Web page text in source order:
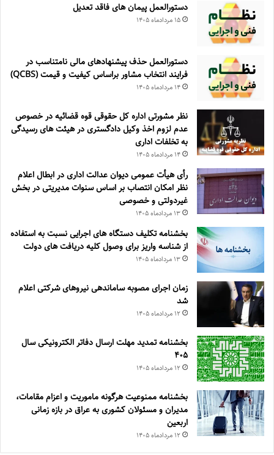
دستورالعمل پیمان های فاقد تعدیل
۱۵ مرداد‌ماه ۱۴۰۵
دستورالعمل حذف پيشنهادهای مالی نامتناسب در
فرايند انتخاب مشاور براساس كيفيت و قيمت (QCBS)
۱۴ مرداد‌ماه ۱۴۰۵
نظر مشورتی اداره کل حقوقی قوه قضائیه در خصوص
عدم لزوم اخذ وکیل دادگستری در هیئت های رسیدگی
به تخلفات اداری
۱۴ مرداد‌ماه ۱۴۰۵
رأی هیأت عمومی دیوان عدالت اداری در ابطال اعلام
نظر امکان انتصاب بر اساس سنوات مدیریتی در بخش
غیردولتی و خصوصی
۱۳ مرداد‌ماه ۱۴۰۵
بخشنامه تکلیف دستگاه های اجرایی نسبت به استفاده
از شناسه واریز برای وصول کلیه دریافت های دولت
۱۳ مرداد‌ماه ۱۴۰۵
زمان اجرای مصوبه ساماندهی نیروهای شرکتی اعلام
شد
۱۲ مرداد‌ماه ۱۴۰۵
بخشنامه تمدید مهلت ارسال دفاتر الکترونیکی سال
۴۰۵
۱۲ مرداد‌ماه ۱۴۰۵
بخشنامه ممنوعیت هرگونه ماموریت و اعزام مقامات،
مدیران و مسئولان کشوری به عراق در بازه زمانی
اربعین
۱۲ مرداد‌ماه ۱۴۰۵